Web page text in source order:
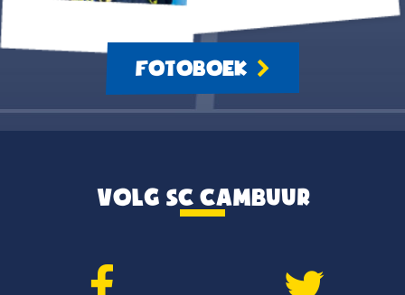
FOTOBOEK
VOLG SC CAMBUUR